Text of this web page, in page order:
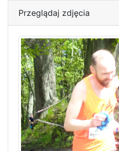
Przeglądaj zdjęcia